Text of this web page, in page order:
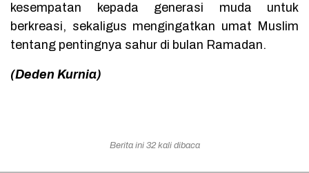
kesempatan kepada generasi muda untuk
berkreasi, sekaligus mengingatkan umat Muslim
tentang pentingnya sahur di bulan Ramadan.
(Deden Kurnia)
Berita ini 32 kali dibaca